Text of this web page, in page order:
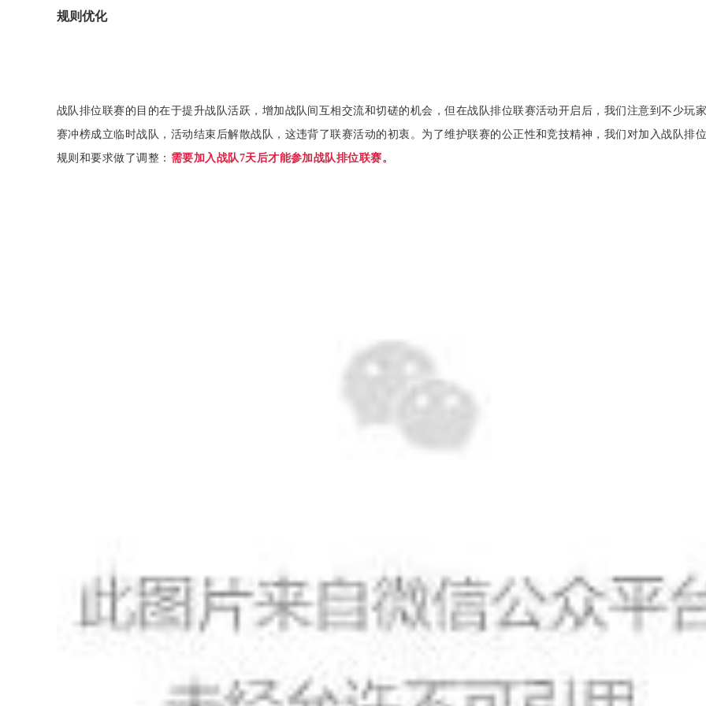
规则优化
战队排位联赛的目的在于提升战队活跃，增加战队间互相交流和切磋的机会，但在战队排位联赛活动开启后，我们注意到不少玩
赛冲榜成立临时战队，活动结束后解散战队，这违背了联赛活动的初衷。为了维护联赛的公正性和竞技精神，我们对加入战队排
规则和要求做了调整： 需要加入战队7天后才能参加战队排位联赛。